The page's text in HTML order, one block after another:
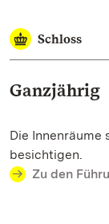
Schloss
Ganzjährig
Die Innenräume
besichtigen.
Zu den